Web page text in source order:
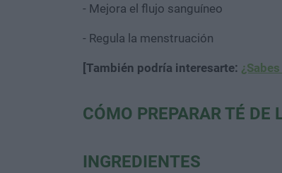
- Mejora el flujo sanguíneo
- Regula la menstruación
[También podría interesarte:
CÓMO PREPARAR TÉ DE
INGREDIENTES